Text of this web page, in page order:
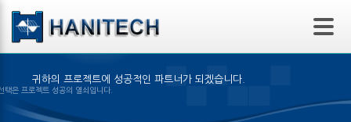
본문 바로가기
귀하의 프로젝트에 성공적인 파트너가 되겠습니다.
품의 선택은 프로젝트 성공의 열쇠입니다.